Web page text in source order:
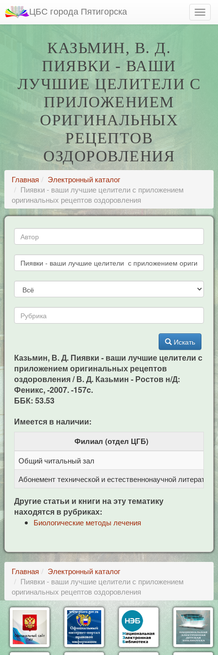
ЦБС города Пятигорска
КАЗЬМИН, В. Д.
ПИЯВКИ - ВАШИ
ЛУЧШИЕ ЦЕЛИТЕЛИ С
ПРИЛОЖЕНИЕМ
ОРИГИНАЛЬНЫХ
РЕЦЕПТОВ
ОЗДОРОВЛЕНИЯ
Главная
Электронный каталог
Пиявки - ваши лучшие целители с приложением
оригинальных рецептов оздоровления
Искать
Казьмин, В. Д. Пиявки - ваши лучшие целители с
приложением оригинальных рецептов
оздоровления / В. Д. Казьмин - Ростов н/Д:
Феникс, -2007. -157c.
ББК: 53.53
Имеется в наличии:
Филиал (отдел ЦГБ)
Общий читальный зал
Абонемент технической и естественнонаучной литерат
Другие статьи и книги на эту тематику
находятся в рубриках:
Биологические методы лечения
Главная
Электронный каталог
Пиявки - ваши лучшие целители с приложением
оригинальных рецептов оздоровления